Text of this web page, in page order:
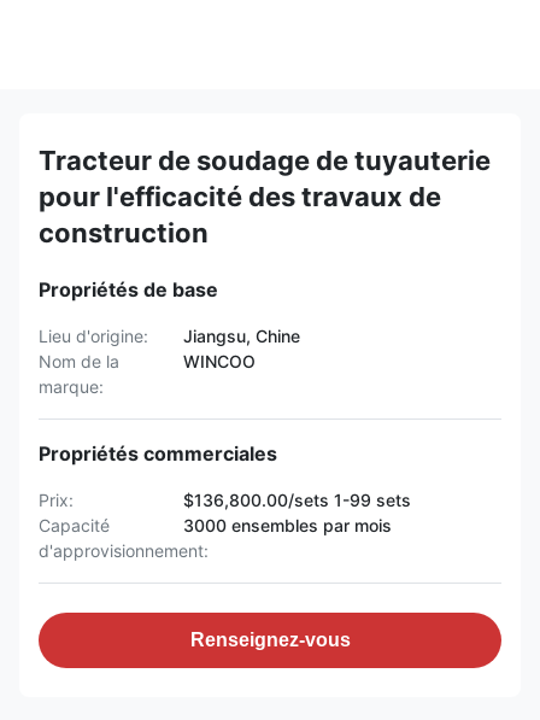
Tracteur de soudage de tuyauterie
pour l'efficacité des travaux de
construction
Propriétés de base
Lieu d'origine:
Jiangsu, Chine
Nom de la
marque:
WINCOO
Propriétés commerciales
Prix:
$136,800.00/sets 1-99 sets
Capacité
d'approvisionnement:
3000 ensembles par mois
Renseignez-vous